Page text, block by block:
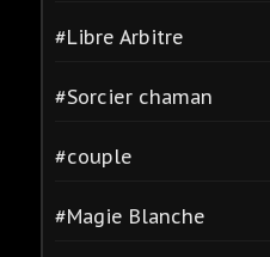
#Libre Arbitre
#Sorcier chaman
#couple
#Magie Blanche